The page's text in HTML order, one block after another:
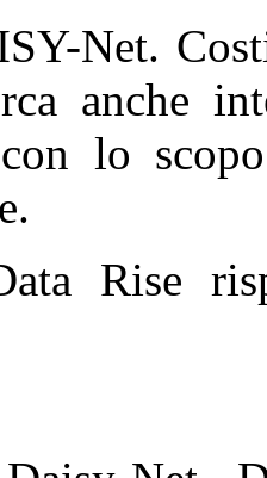
Net.
anche
lo
Rise